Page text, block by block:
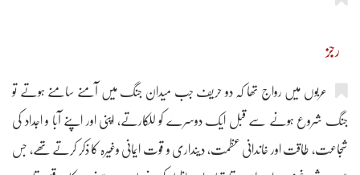
رجز
عربوں میں رواج تھا کہ دو حریف جب میدان جنگ میں آمنے سامنے ہوتے تو
جنگ شروع ہونے سے قبل ایک دوسرے کو للکارتے، اپنی اور اپنے آبا و اجداد کی
شجاعت، طاقت اور خاندانی عظمت، دینداری و قوت ایمانی وغیرہ کا ذکر کرتے تھے، جس